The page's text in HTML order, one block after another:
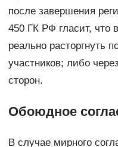
после завершения
450 ГК РФ гласит, что
реально расторгнуть
участников; либо
сторон.
Обоюдное
В случае мирного